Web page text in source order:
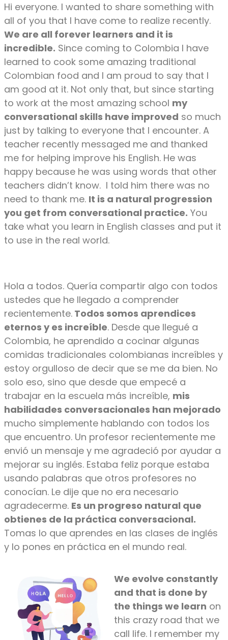
Hi everyone. I wanted to share something with
all of you that I have come to realize recently.
We are all forever learners and it is
incredible. Since coming to Colombia I have
learned to cook some amazing traditional
Colombian food and I am proud to say that I
am good at it. Not only that, but since starting
to work at the most amazing school my
conversational skills have improved so much
just by talking to everyone that I encounter. A
teacher recently messaged me and thanked
me for helping improve his English. He was
happy because he was using words that other
teachers didn’t know. I told him there was no
need to thank me. It is a natural progression
you get from conversational practice. You
take what you learn in English classes and put it
to use in the real world.
Hola a todos. Quería compartir algo con todos
ustedes que he llegado a comprender
recientemente. Todos somos aprendices
eternos y es increíble. Desde que llegué a
Colombia, he aprendido a cocinar algunas
comidas tradicionales colombianas increíbles y
estoy orgulloso de decir que se me da bien. No
solo eso, sino que desde que empecé a
trabajar en la escuela más increíble, mis
habilidades conversacionales han mejorado
mucho simplemente hablando con todos los
que encuentro. Un profesor recientemente me
envió un mensaje y me agradeció por ayudar a
mejorar su inglés. Estaba feliz porque estaba
usando palabras que otros profesores no
conocían. Le dije que no era necesario
agradecerme. Es un progreso natural que
obtienes de la práctica conversacional.
Tomas lo que aprendes en las clases de inglés
y lo pones en práctica en el mundo real.
We evolve constantly
and that is done by
the things we learn on
this crazy road that we
call life. I remember my